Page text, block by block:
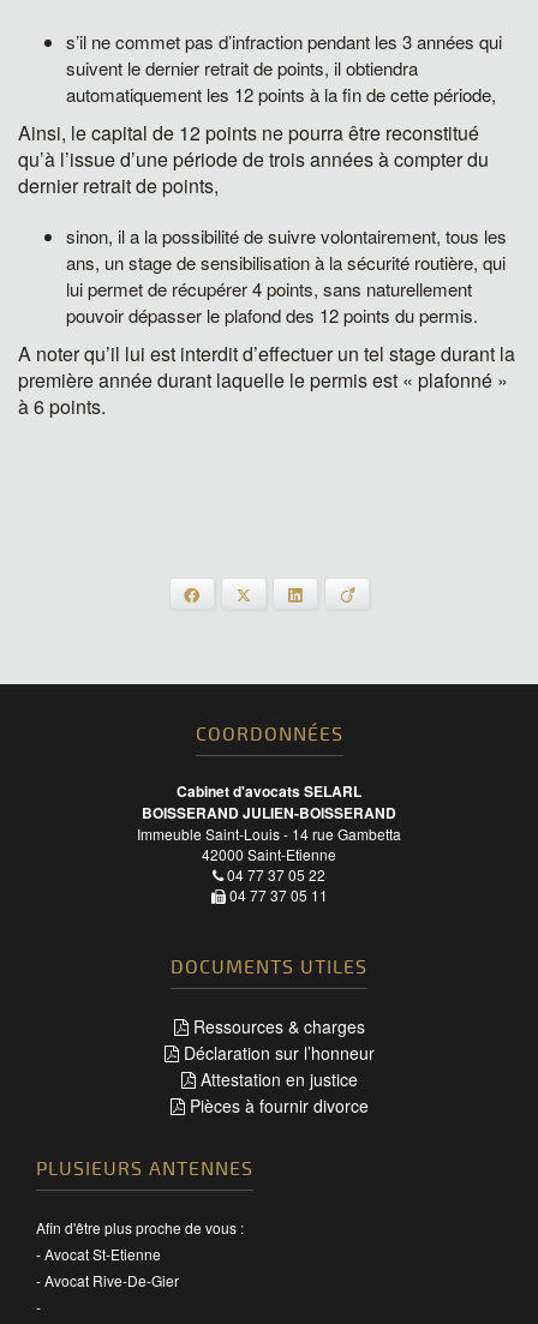
s’il ne commet pas d’infraction pendant les 3 années qui
suivent le dernier retrait de points, il obtiendra
automatiquement les 12 points à la fin de cette période,
Ainsi, le capital de 12 points ne pourra être reconstitué
qu’à l’issue d’une période de trois années à compter du
dernier retrait de points,
sinon, il a la possibilité de suivre volontairement, tous les
ans, un stage de sensibilisation à la sécurité routière, qui
lui permet de récupérer 4 points, sans naturellement
pouvoir dépasser le plafond des 12 points du permis.
A noter qu’il lui est interdit d’effectuer un tel stage durant la
première année durant laquelle le permis est « plafonné »
à 6 points.
Facebook LinkedIn
COORDONNÉES
Cabinet d'avocats SELARL
BOISSERAND JULIEN-BOISSERAND
Immeuble Saint-Louis - 14 rue Gambetta
42000 Saint-Etienne
04 77 37 05 22
04 77 37 05 11
DOCUMENTS UTILES
Ressources & charges
Déclaration sur l’honneur
Attestation en justice
Pièces à fournir divorce
PLUSIEURS ANTENNES
Afin d'être plus proche de vous :
-Avocat St-Etienne
-Avocat Rive-De-Gier
-